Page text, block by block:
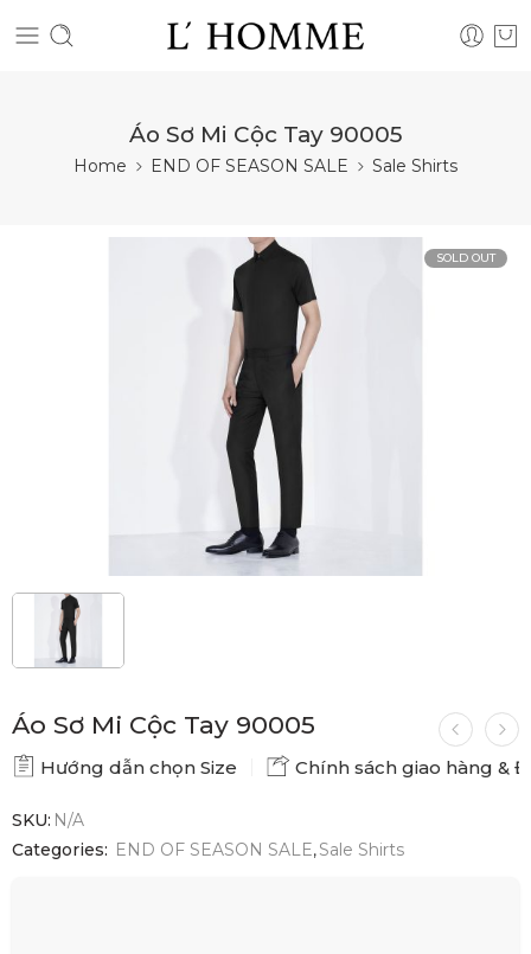
Áo Sơ Mi Cộc Tay 90005
Home END OF SEASON SALE Sale Shirts
SOLD OUT
Áo Sơ Mi Cộc Tay 90005
Hướng dẫn chọn Size Chính sách giao hàng &
SKU: N/A
Categories: END OF SEASON SALE,Sale Shirts